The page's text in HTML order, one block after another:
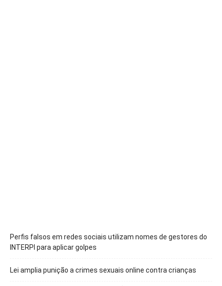
Perfis falsos em redes sociais utilizam nomes de gestores do
INTERPI para aplicar golpes
Lei amplia punição a crimes sexuais online contra crianças